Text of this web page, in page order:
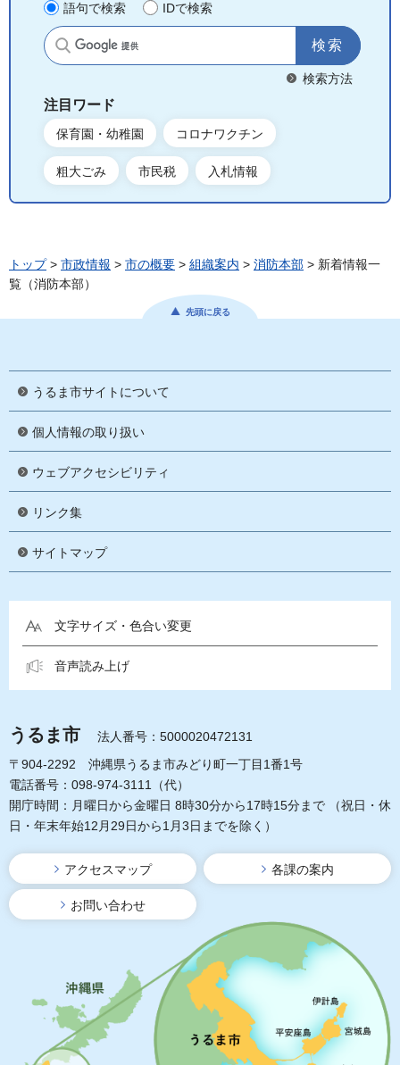
語句で検索 IDで検索
サイト内検索
検索方法
注目ワード
保育園・幼稚園 コロナワクチン
粗大ごみ 市民税 入札情報
トップ> 市政情報 > 市の概要 > 組織案内 > 消防本部 > 新着情報一
覧（消防本部）
先頭に戻る
うるま市サイトについて
個人情報の取り扱い
ウェブアクセシビリティ
リンク集
サイトマップ
文字サイズ・色合い変更
音声読み上げ
うるま市
法人番号：5000020472131
〒904-2292 沖縄県うるま市みどり町一丁目1番1号
電話番号：098-974-3111（代）
開庁時間：月曜日から金曜日 8時30分から17時15分まで
（祝日・休
日・年末年始12月29日から1月3日までを除く）
アクセスマップ 各課の案内
お問い合わせ